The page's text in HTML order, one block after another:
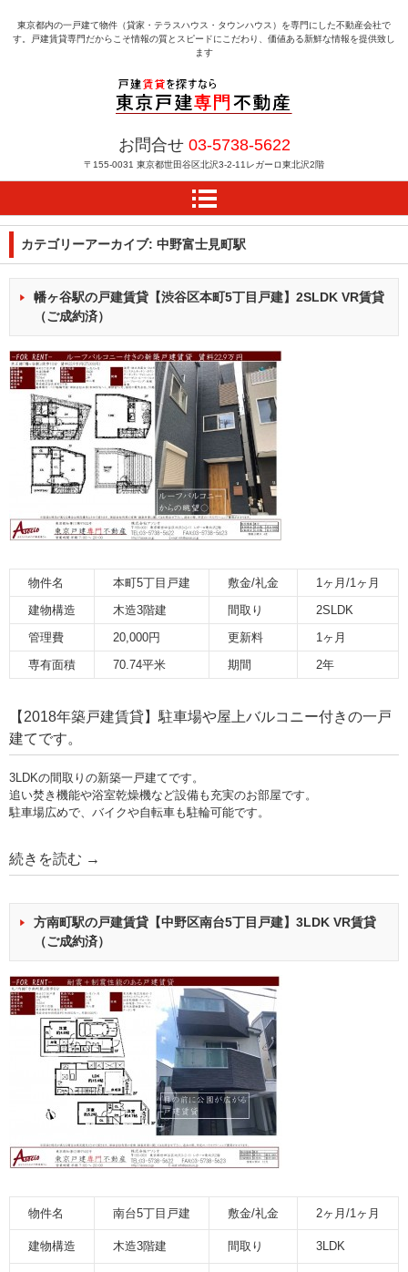
戸建賃貸を探すなら東京
戸建専門不動産
東京都内の一戸建て物件（貸家・テラスハウス・タウンハウス）を専門にした不動産会社で
す。戸建賃貸専門だからこそ情報の質とスピードにこだわり、価値ある新鮮な情報を提供致し
ます
お問合せ 03-5738-5622
〒155-0031 東京都世田谷区北沢3-2-11レガーロ東北沢2階
カテゴリーアーカイブ: 中野富士見町駅
幡ヶ谷駅の戸建賃貸【渋谷区本町5丁目戸建】2SLDK VR賃貸
（ご成約済）
物件名 本町5丁目戸建 敷金/礼金
1ヶ月/1ヶ月
建物構造
木造3階建 間取り
2SLDK
管理費
20,000円 更新料
1ヶ月
専有面積
70.74平米 期間 2年
【2018年築戸建賃貸】駐車場や屋上バルコニー付きの一戸
建てです。
3LDKの間取りの新築一戸建てです。
追い焚き機能や浴室乾燥機など設備も充実のお部屋です。
駐車場広めで、バイクや自転車も駐輪可能です。
続きを読む →
方南町駅の戸建賃貸【中野区南台5丁目戸建】3LDK VR賃貸
（ご成約済）
物件名 南台5丁目戸建 敷金/礼金 2ヶ月/1ヶ月
建物構造 木造3階建 間取り 3LDK